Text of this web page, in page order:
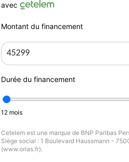
Couleur
avec
Montant du financement
Durée du financement
12 mois
Cetelem est une marque de BNP Paribas
Siège social : 1 Boulevard Haussmann -
(www.orias.fr).